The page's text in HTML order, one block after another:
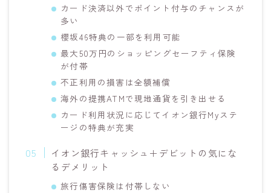
カード決済以外でポイント付与のチャンスが
多い
櫻坂46特典の一部を利用可能
最大50万円のショッピングセーフティ保険
が付帯
不正利用の損害は全額補償
海外の提携ATMで現地通貨を引き出せる
カード利用状況に応じてイオン銀行Myステ
ージの特典が充実
イオン銀行キャッシュ＋デビットの気にな
るデメリット
旅行傷害保険は付帯しない